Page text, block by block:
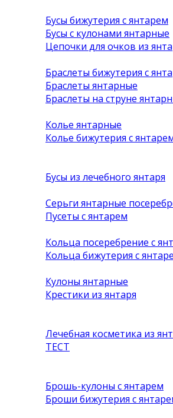
Бусы бижутерия с янтарем
Бусы с кулонами янтарные
Цепочки для очков из
Браслеты бижутерия с
Браслеты янтарные
Браслеты на струне
Колье янтарные
Колье бижутерия с
Бусы из лечебного янтаря
Серьги янтарные
Пусеты с янтарем
Кольца посеребрение с
Кольца бижутерия с
Кулоны янтарные
Крестики из янтаря
Лечебная косметика из
ТЕСТ
Брошь-кулоны с янтарем
Броши бижутерия с